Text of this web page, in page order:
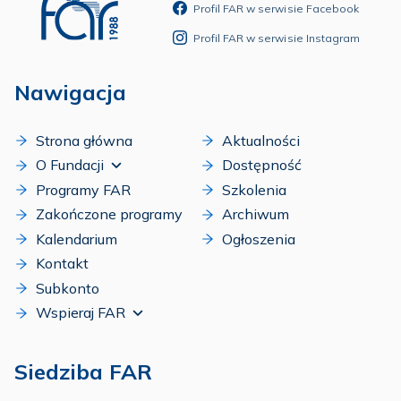
Profil FAR w serwisie Facebook
Profil FAR w serwisie Instagram
Nawigacja
Strona główna
O Fundacji
Programy FAR
Zakończone programy
Kalendarium
Kontakt
Subkonto
Wspieraj FAR
Aktualności
Dostępność
Szkolenia
Archiwum
Ogłoszenia
Siedziba FAR